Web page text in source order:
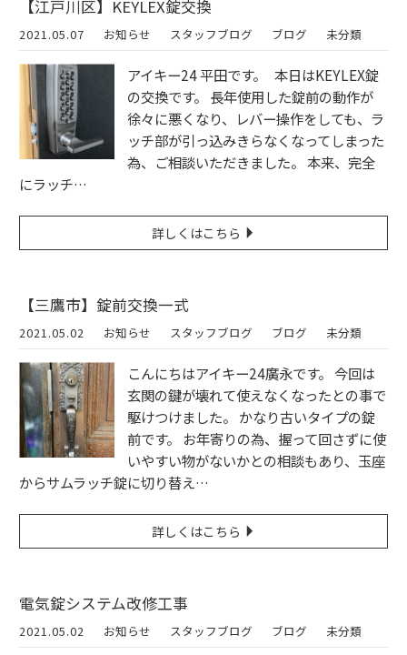
【江戸川区】KEYLEX錠交換
2021.05.07 お知らせ スタッフブログ ブログ 未分類
アイキー24 平田です。 本日はKEYLEX錠
の交換です。 長年使用した錠前の動作が
徐々に悪くなり、レバー操作をしても、ラ
ッチ部が引っ込みきらなくなってしまった
為、ご相談いただきました。 本来、完全
にラッチ…
詳しくはこちら
【三鷹市】錠前交換一式
2021.05.02 お知らせ スタッフブログ ブログ 未分類
こんにちはアイキー24廣永です。 今回は
玄関の鍵が壊れて使えなくなったとの事で
駆けつけました。 かなり古いタイプの錠
前です。 お年寄りの為、握って回さずに使
いやすい物がないかとの相談もあり、玉座
からサムラッチ錠に切り替え…
詳しくはこちら
電気錠システム改修工事
2021.05.02 お知らせ スタッフブログ ブログ 未分類